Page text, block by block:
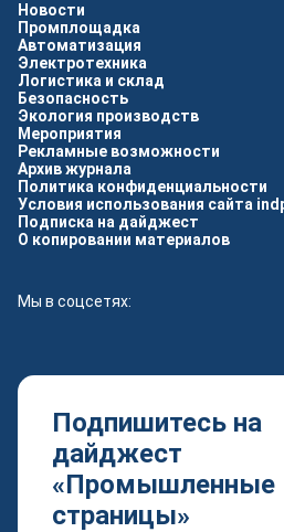
Новости
Промплощадка
Автоматизация
Электротехника
Логистика и склад
Безопасность
Экология производств
Мероприятия
Рекламные возможности
Архив журнала
Политика конфиденциальности
Условия использования сайта
Подписка на дайджест
О копировании материалов
Мы в соцсетях:
Подпишитесь на
дайджест
«Промышленные
страницы»